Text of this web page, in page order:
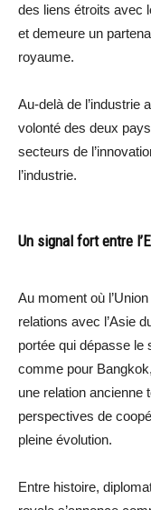
des liens étroits avec
et demeure un
royaume.
Au-delà de l’industrie
volonté des deux
secteurs de
l’industrie.
Un signal fort entre
Au moment où
relations avec l’Asie
portée qui dépasse le
comme pour
une relation ancienne
perspectives de
pleine évolution.
Entre histoire,